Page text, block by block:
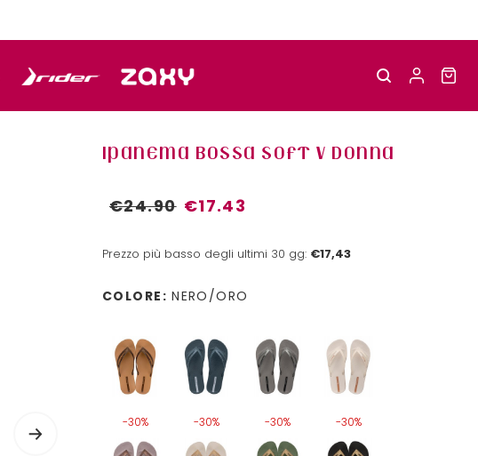
IPANEMA BOSSA SOFT V DONNA
€24.90 €17.43
Prezzo più basso degli ultimi 30 gg: €17,43
COLORE: NERO/ORO
-30% -30% -30% -30%